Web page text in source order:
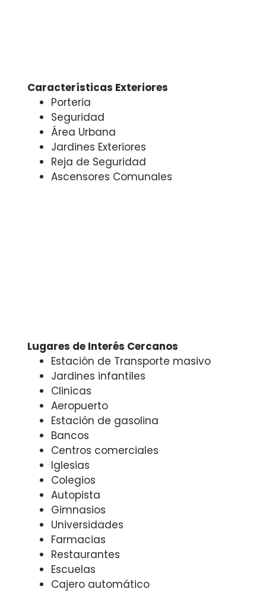
Características Exteriores
Porteria
Seguridad
Área Urbana
Jardines Exteriores
Reja de Seguridad
Ascensores Comunales
Lugares de Interés Cercanos
Estación de Transporte masivo
Jardines infantiles
Clinicas
Aeropuerto
Estación de gasolina
Bancos
Centros comerciales
Iglesias
Colegios
Autopista
Gimnasios
Universidades
Farmacias
Restaurantes
Escuelas
Cajero automático